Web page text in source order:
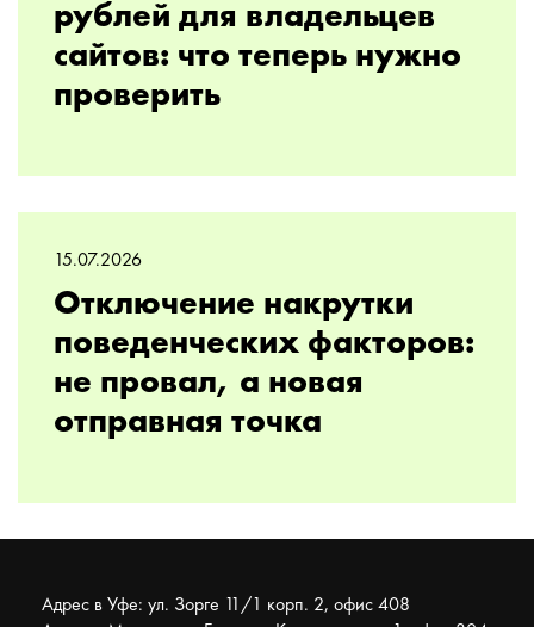
рублей для владельцев
сайтов: что теперь нужно
проверить
15.07.2026
Отключение накрутки
поведенческих факторов:
не провал, а новая
отправная точка
Адрес в Уфе: ул. Зорге 11/1 корп. 2, офис 408